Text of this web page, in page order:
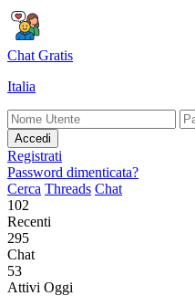
Chat Gratis
Italia
Accedi
Registrati
Password dimenticata?
Cerca Threads Chat
102
Recenti
295
Chat
53
Attivi Oggi